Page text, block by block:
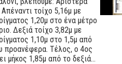
τοίχο 5,16μ με
1,20μ στο ένα μέτρο
Δεξιά τοίχο 3,82μ με
1,10μ στο 1,5μ από
προανέφερα. Τέλος, ο 4ος
μήκος 1,85μ από το δεξιά…